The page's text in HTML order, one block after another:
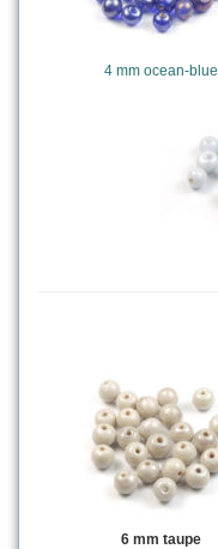
4 mm ocean-blue
6 mm taupe